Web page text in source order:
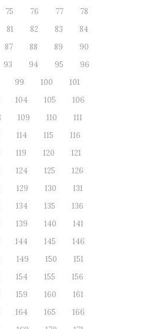
75 76 77
78
81 82 83
84
87 88 89
90
93 94 95
96
99 100
101
104 105
106
109 110
111
114 115
116
119 120
121
124 125
126
129 130
131
134 135
136
139 140
141
144 145
146
149 150
151
154 155
156
159 160
161
164 165
166